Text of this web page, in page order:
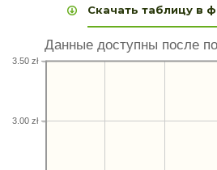
Скачать таблицу в
Данные доступны после
3.00 zł
3.50 zł